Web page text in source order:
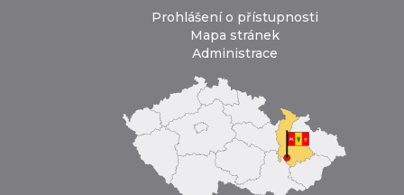
Prohlášení o přístupnosti
Mapa stránek
Administrace